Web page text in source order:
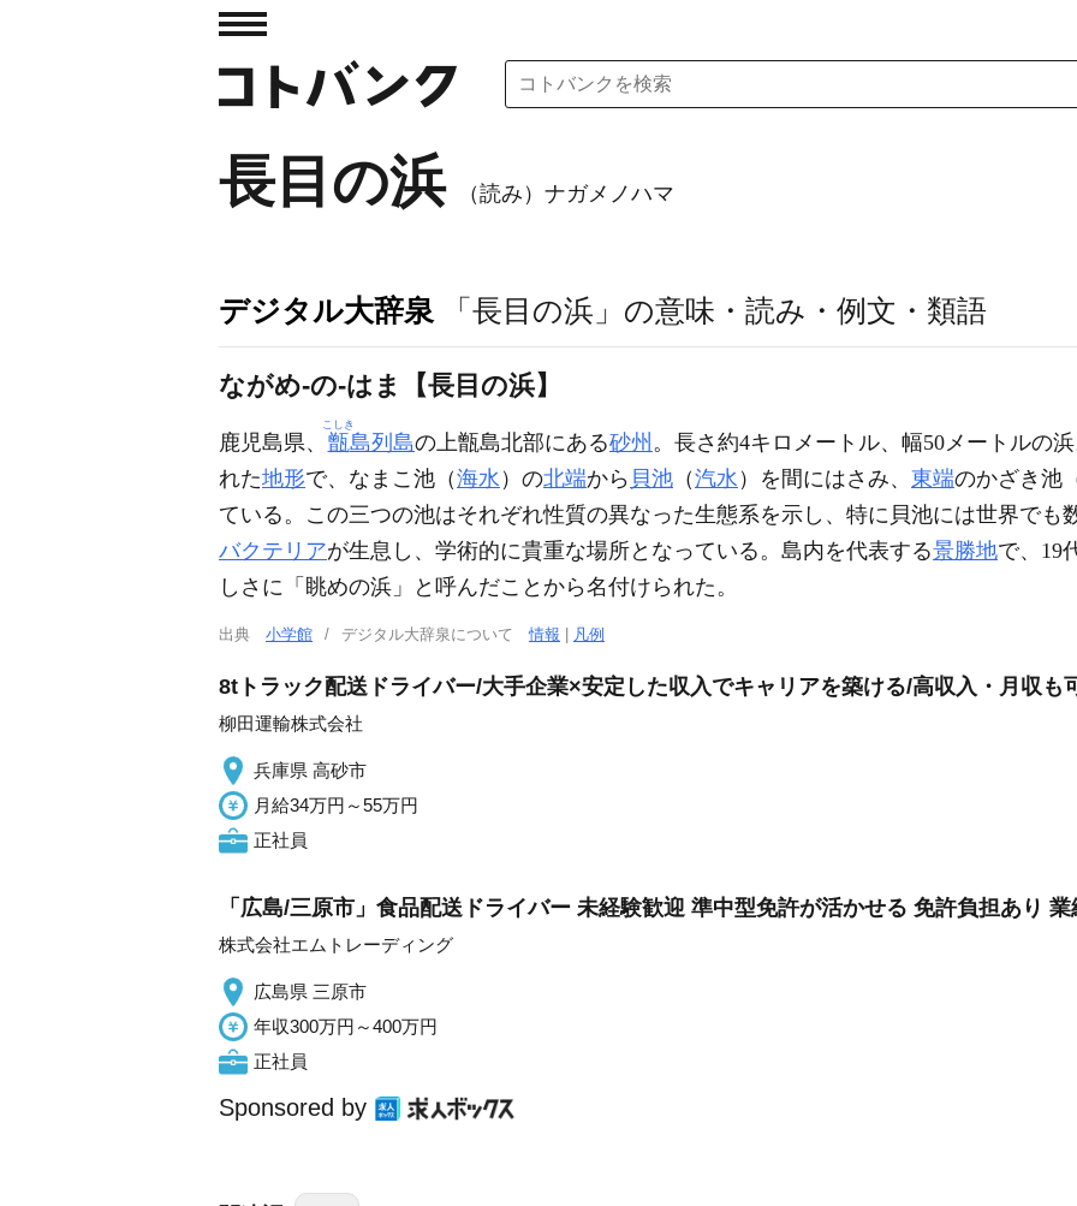
長目の浜 （読み）ナガメノハマ
デジタル大辞泉 「長目の浜」の意味・読み・例文・類語
ながめ‐の‐はま【長目の浜】
鹿児島県、 甑
こしき
島列島の上甑島北部にある砂州 。長さ約4キロメートル、幅50メートルの
れた地形で、なまこ池（海水 ）の北端から 貝池 （汽水 ）を間にはさみ、 東端のかざき池
ている。この三つの池はそれぞれ性質の異なった生態系を示し、特に貝池には世界でも
バクテリアが生息し、学術的に貴重な場所となっている。島内を代表する景勝地で、19
しさに「眺めの浜」と呼んだことから名付けられた。
出典 小学館 デジタル大辞泉について情報 凡例
8tトラック配送ドライバー/大手企業×安定した収入でキャリアを築ける/高収入・月収も
柳田運輸株式会社
兵庫県 高砂市
月給34万円～55万円
正社員
「広島/三原市」食品配送ドライバー 未経験歓迎 準中型免許が活かせる 免許負担あり
株式会社エムトレーディング
広島県 三原市
年収300万円～400万円
正社員
Sponsored by